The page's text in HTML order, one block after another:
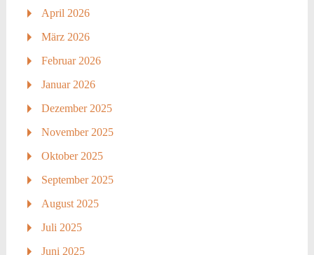
April 2026
März 2026
Februar 2026
Januar 2026
Dezember 2025
November 2025
Oktober 2025
September 2025
August 2025
Juli 2025
Juni 2025